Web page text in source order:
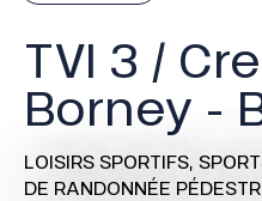
TVI 3 /
Borney -
LOISIRS SPORTIFS,
DE RANDONNÉE